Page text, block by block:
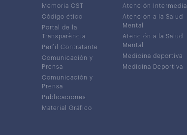
Memoria CST
Código ético
Portal de la
Transparència
Perfil Contratante
Comunicación y
Prensa
Comunicación y
Prensa
Publicaciones
Material Gráfico
Atención Intermedia
Atención a la Salud
Mental
Atención a la Salud
Mental
Medicina deportiva
Medicina Deportiva